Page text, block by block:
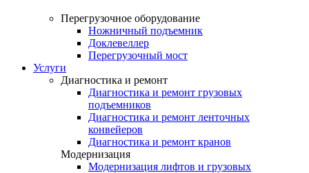
Перегрузочное оборудование
Ножничный подъемник
Доклевеллер
Перегрузочный мост
Услуги
Диагностика и ремонт
Диагностика и ремонт грузовых
подъемников
Диагностика и ремонт ленточных
конвейеров
Диагностика и ремонт кранов
Модернизация
Модернизация лифтов и грузовых